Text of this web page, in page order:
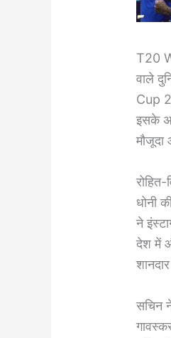
T20
वाले
Cup
इसके
मौजूदा
धोनी
ने
देश में
सचिन